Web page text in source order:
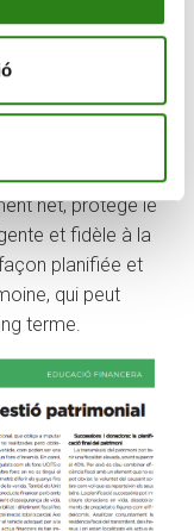
point de vue
net, protège le
et fidèle à la
planifiée et
qui peut
terme.